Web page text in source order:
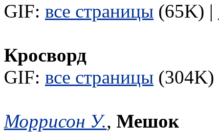
GIF: все страницы (65K) |
Кросворд
GIF: все страницы
Моррисон У., Мешок